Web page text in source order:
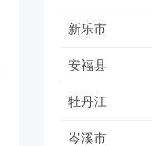
新乐市
安福县
牡丹江
岑溪市